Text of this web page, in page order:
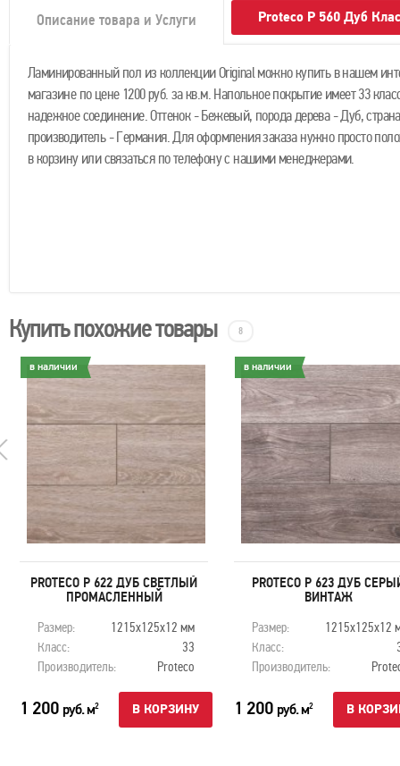
Описание товара и Услуги Proteco P 560 Дуб
Ламинированный пол из коллекции Original можно купить в нашем
магазине по цене 1200 руб. за кв.м. Напольное покрытие имеет 33
надежное соединение. Оттенок - Бежевый, порода дерева - Дуб, страна
производитель - Германия. Для оформления заказа нужно просто
в корзину или связаться по телефону с нашими менеджерами.
Купить похожие товары 8
в наличии
PROTECO P 622 ДУБ СВЕТЛЫЙ
ПРОМАСЛЕННЫЙ
Размер:
1215х125х12 мм
Класс:
33
Производитель:
Proteco
1 200 руб. м2 В КОРЗИНУ
в наличии
PROTECO P 623 ДУБ
ВИНТАЖ
Размер:
1215х125х12
Класс:
Производитель:
1 200 руб. м2 В